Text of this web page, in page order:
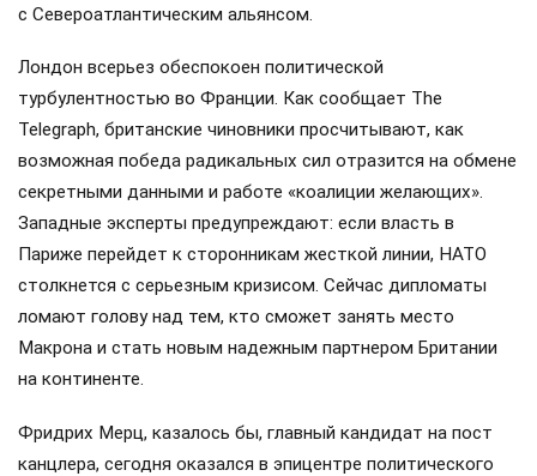
с Североатлантическим альянсом.
Лондон всерьез обеспокоен политической
турбулентностью во Франции. Как сообщает The
Telegraph, британские чиновники просчитывают, как
возможная победа радикальных сил отразится на обмене
секретными данными и работе «коалиции желающих».
Западные эксперты предупреждают: если власть в
Париже перейдет к сторонникам жесткой линии, НАТО
столкнется с серьезным кризисом. Сейчас дипломаты
ломают голову над тем, кто сможет занять место
Макрона и стать новым надежным партнером Британии
на континенте.
Фридрих Мерц, казалось бы, главный кандидат на пост
канцлера, сегодня оказался в эпицентре политического